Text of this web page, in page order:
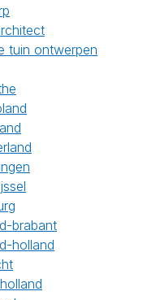
tuin ontwerpen
brabant
holland